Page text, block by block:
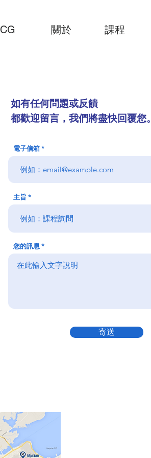
CG 關於 課程
如有任何問題或反饋
都歡迎留言，我們將盡快回覆您。​​
電子信箱
主旨
您的訊息
寄送